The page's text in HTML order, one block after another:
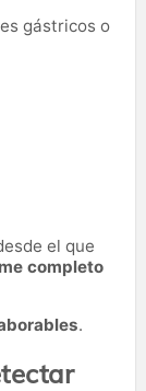
gástricos o
el que
completo
.